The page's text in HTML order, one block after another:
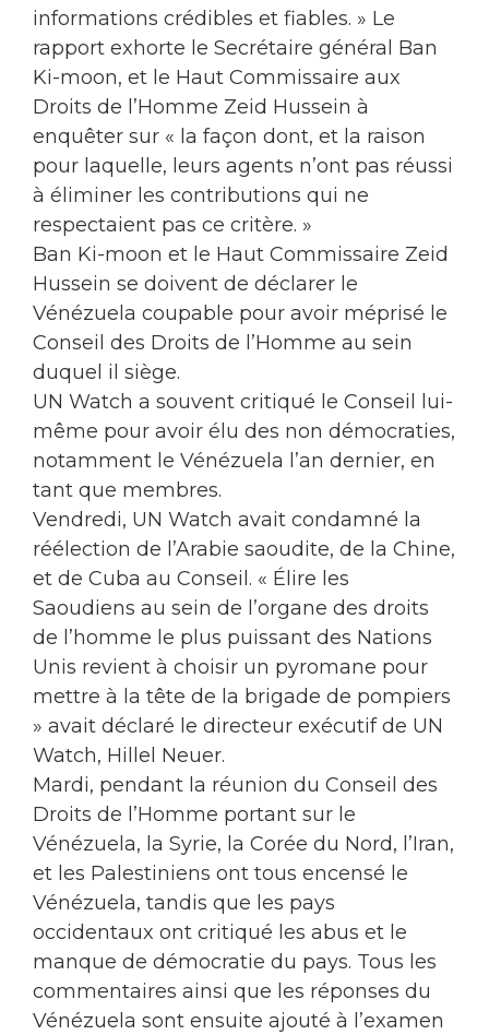
informations crédibles et fiables. » Le
rapport exhorte le Secrétaire général Ban
Ki-moon, et le Haut Commissaire aux
Droits de l’Homme Zeid Hussein à
enquêter sur « la façon dont, et la raison
pour laquelle, leurs agents n’ont pas réussi
à éliminer les contributions qui ne
respectaient pas ce critère. »
Ban Ki-moon et le Haut Commissaire Zeid
Hussein se doivent de déclarer le
Vénézuela coupable pour avoir méprisé le
Conseil des Droits de l’Homme au sein
duquel il siège.
UN Watch a souvent critiqué le Conseil lui-
même pour avoir élu des non démocraties,
notamment le Vénézuela l’an dernier, en
tant que membres.
Vendredi, UN Watch avait condamné la
réélection de l’Arabie saoudite, de la Chine,
et de Cuba au Conseil. « Élire les
Saoudiens au sein de l’organe des droits
de l’homme le plus puissant des Nations
Unis revient à choisir un pyromane pour
mettre à la tête de la brigade de pompiers
» avait déclaré le directeur exécutif de UN
Watch, Hillel Neuer.
Mardi, pendant la réunion du Conseil des
Droits de l’Homme portant sur le
Vénézuela, la Syrie, la Corée du Nord, l’Iran,
et les Palestiniens ont tous encensé le
Vénézuela, tandis que les pays
occidentaux ont critiqué les abus et le
manque de démocratie du pays. Tous les
commentaires ainsi que les réponses du
Vénézuela sont ensuite ajouté à l’examen